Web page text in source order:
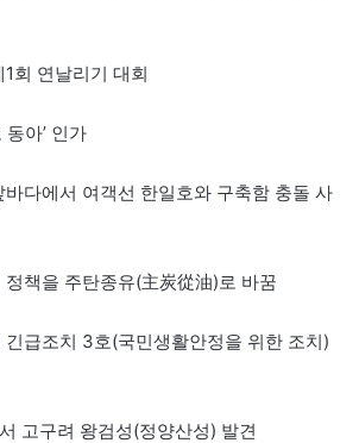
회 연날리기 대회
동아’ 인가
다에서 여객선 한일호와 구축함 충돌 사
책을 주탄종유(主炭從油)로 바꿈
급조치 3호(국민생활안정을 위한 조치)
고구려 왕검성(정양산성) 발견